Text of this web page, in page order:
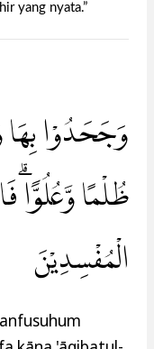
yang nyata.”
وَجَحَدُوْا بِهَا
ظُلْمًا وَّعُلُوًّاۗ
الْمُفْسِدِيْنَ